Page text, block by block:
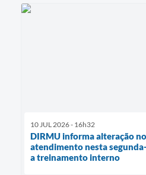
10 JUL 2026 - 16h32
DIRMU informa alteração
atendimento nesta
a treinamento interno